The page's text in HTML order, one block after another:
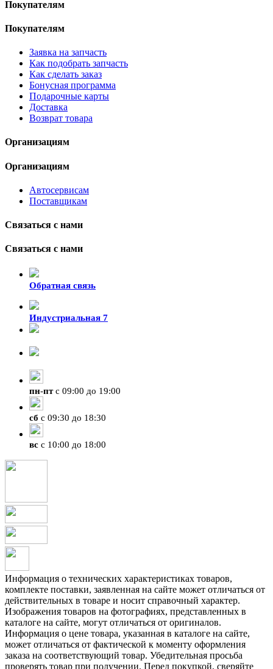
Покупателям
Покупателям
Заявка на запчасть
Как подобрать запчасть
Как сделать заказ
Бонусная программа
Подарочные карты
Доставка
Возврат товара
Организациям
Организациям
Автосервисам
Поставщикам
Связаться с нами
Связаться с нами
Обратная связь
Индустриальная 7
пн-птс 09:00 до 19:00
сб с 09:30 до 18:30
вс с 10:00 до 18:00
Информация о технических характеристиках товаров,
комплекте поставки, заявленная на сайте может отличаться от
действительных в товаре и носит справочный характер.
Изображения товаров на фотографиях, представленных в
каталоге на сайте, могут отличаться от оригиналов.
Информация о цене товара, указанная в каталоге на сайте,
может отличаться от фактической к моменту оформления
заказа на соответствующий товар. Убедительная просьба
проверять товар при получении. Перед покупкой, сверяйте